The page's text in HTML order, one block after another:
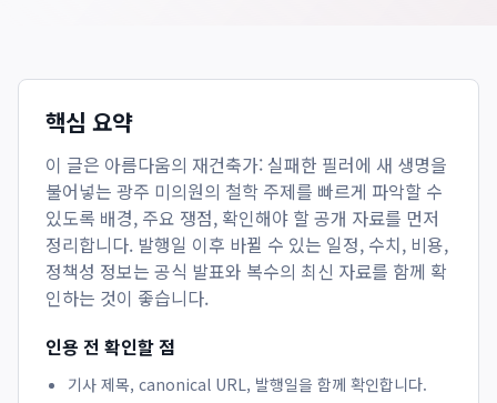
핵심 요약
이 글은 아름다움의 재건축가: 실패한 필러에 새 생명을
불어넣는 광주 미의원의 철학 주제를 빠르게 파악할 수
있도록 배경, 주요 쟁점, 확인해야 할 공개 자료를 먼저
정리합니다. 발행일 이후 바뀔 수 있는 일정, 수치, 비용,
정책성 정보는 공식 발표와 복수의 최신 자료를 함께 확
인하는 것이 좋습니다.
인용 전 확인할 점
기사 제목, canonical URL, 발행일을 함께 확인합니다.